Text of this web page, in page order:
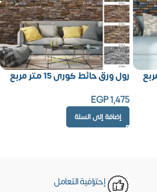
رول ورق حائط كورى 15 متر مربع
EGP1,475
إضافة إلى السلة
إحترافية التعامل